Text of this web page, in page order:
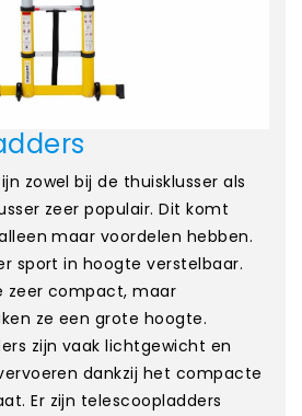
zowel bij de thuisklusser als
zeer populair. Dit komt
maar voordelen hebben.
sport in hoogte verstelbaar.
zeer compact, maar
ze een grote hoogte.
zijn vaak lichtgewicht en
dankzij het compacte
Er zijn telescoopladders